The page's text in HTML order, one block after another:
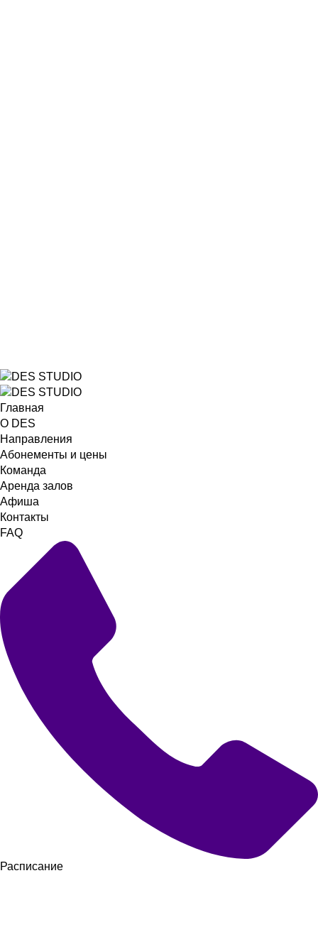
Главная
О DES
Направления
Абонементы и цены
Команда
Аренда залов
Афиша
Контакты
FAQ
Расписание